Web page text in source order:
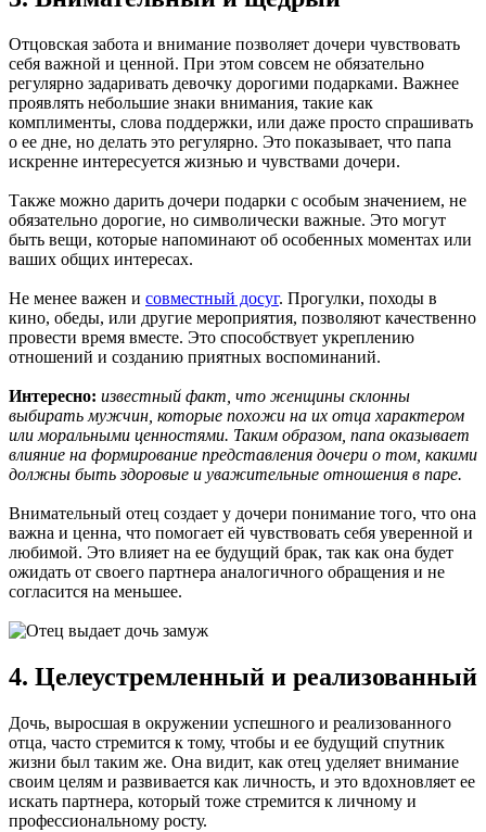
Отцовская забота и внимание позволяет дочери чувствовать
себя важной и ценной. При этом совсем не обязательно
регулярно задаривать девочку дорогими подарками. Важнее
проявлять небольшие знаки внимания, такие как
комплименты, слова поддержки, или даже просто спрашивать
о ее дне, но делать это регулярно. Это показывает, что папа
искренне интересуется жизнью и чувствами дочери.
Также можно дарить дочери подарки с особым значением, не
обязательно дорогие, но символически важные. Это могут
быть вещи, которые напоминают об особенных моментах или
ваших общих интересах.
Не менее важен и совместный досуг. Прогулки, походы в
кино, обеды, или другие мероприятия, позволяют качественно
провести время вместе. Это способствует укреплению
отношений и созданию приятных воспоминаний.
Интересно: известный факт, что женщины склонны
выбирать мужчин, которые похожи на их отца характером
или моральными ценностями. Таким образом, папа оказывает
влияние на формирование представления дочери о том, какими
должны быть здоровые и уважительные отношения в паре.
Внимательный отец создает у дочери понимание того, что она
важна и ценна, что помогает ей чувствовать себя уверенной и
любимой. Это влияет на ее будущий брак, так как она будет
ожидать от своего партнера аналогичного обращения и не
согласится на меньшее.
4. Целеустремленный и реализованный
Дочь, выросшая в окружении успешного и реализованного
отца, часто стремится к тому, чтобы и ее будущий спутник
жизни был таким же. Она видит, как отец уделяет внимание
своим целям и развивается как личность, и это вдохновляет ее
искать партнера, который тоже стремится к личному и
профессиональному росту.